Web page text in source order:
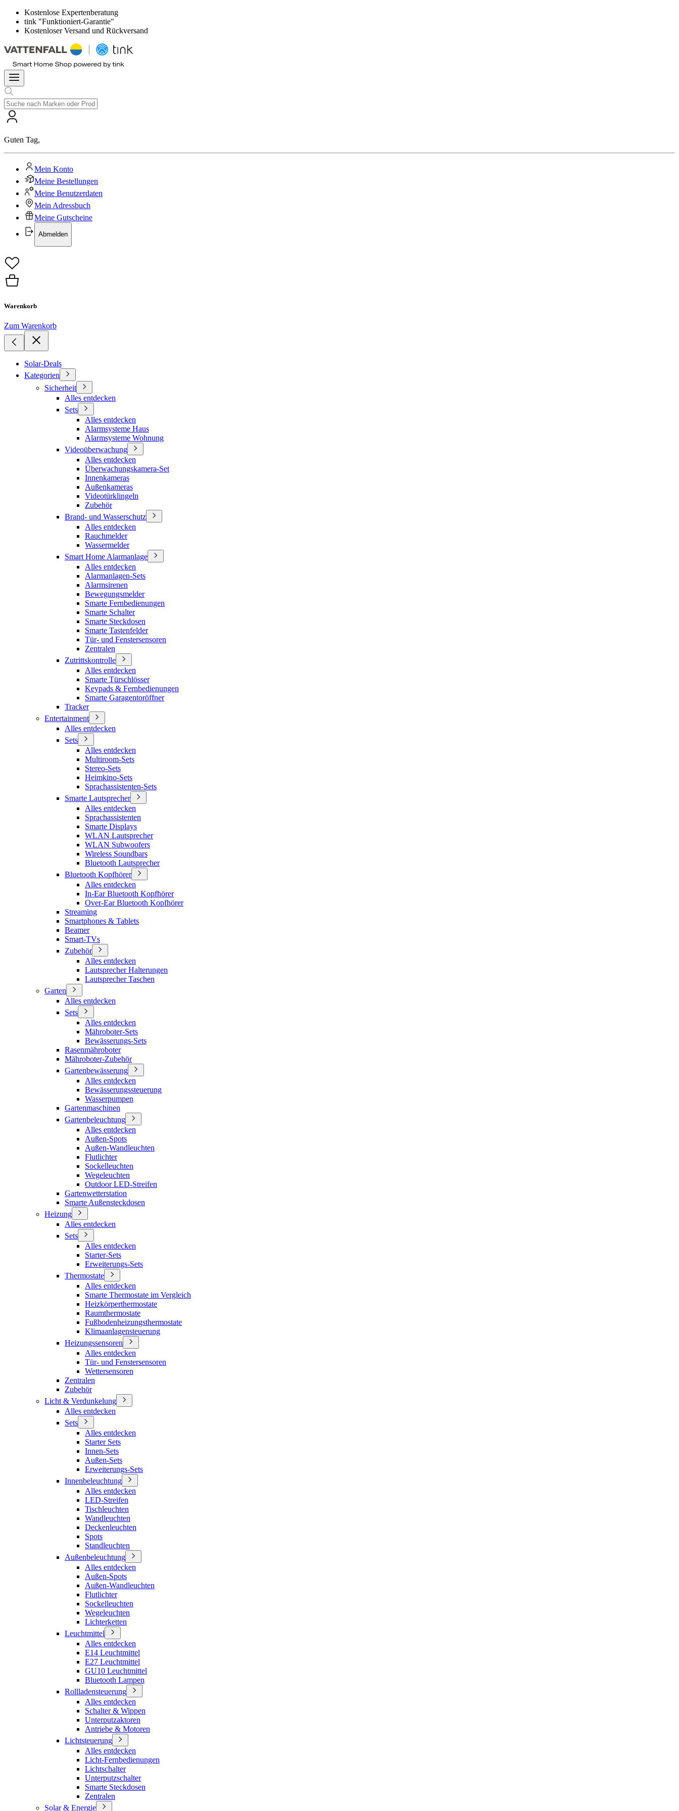
Kostenlose Expertenberatung
tink "Funktioniert-Garantie"
Kostenloser Versand und Rückversand
Guten Tag,
Mein Konto
Meine Bestellungen
Meine Benutzerdaten
Mein Adressbuch
Meine Gutscheine
Abmelden
Warenkorb
Zum Warenkorb
Solar-Deals
Kategorien
Sicherheit
Alles entdecken
Sets
Alles entdecken
Alarmsysteme Haus
Alarmsysteme Wohnung
Videoüberwachung
Alles entdecken
Überwachungskamera-Set
Innenkameras
Außenkameras
Videotürklingeln
Zubehör
Brand- und Wasserschutz
Alles entdecken
Rauchmelder
Wassermelder
Smart Home Alarmanlage
Alles entdecken
Alarmanlagen-Sets
Alarmsirenen
Bewegungsmelder
Smarte Fernbedienungen
Smarte Schalter
Smarte Steckdosen
Smarte Tastenfelder
Tür- und Fenstersensoren
Zentralen
Zutrittskontrolle
Alles entdecken
Smarte Türschlösser
Keypads & Fernbedienungen
Smarte Garagentoröffner
Tracker
Entertainment
Alles entdecken
Sets
Alles entdecken
Multiroom-Sets
Stereo-Sets
Heimkino-Sets
Sprachassistenten-Sets
Smarte Lautsprecher
Alles entdecken
Sprachassistenten
Smarte Displays
WLAN Lautsprecher
WLAN Subwoofers
Wireless Soundbars
Bluetooth Lautsprecher
Bluetooth Kopfhörer
Alles entdecken
In-Ear Bluetooth Kopfhörer
Over-Ear Bluetooth Kopfhörer
Streaming
Smartphones & Tablets
Beamer
Smart-TVs
Zubehör
Alles entdecken
Lautsprecher Halterungen
Lautsprecher Taschen
Garten
Alles entdecken
Sets
Alles entdecken
Mähroboter-Sets
Bewässerungs-Sets
Rasenmähroboter
Mähroboter-Zubehör
Gartenbewässerung
Alles entdecken
Bewässerungssteuerung
Wasserpumpen
Gartenmaschinen
Gartenbeleuchtung
Alles entdecken
Außen-Spots
Außen-Wandleuchten
Flutlichter
Sockelleuchten
Wegeleuchten
Outdoor LED-Streifen
Gartenwetterstation
Smarte Außensteckdosen
Heizung
Alles entdecken
Sets
Alles entdecken
Starter-Sets
Erweiterungs-Sets
Thermostate
Alles entdecken
Smarte Thermostate im Vergleich
Heizkörperthermostate
Raumthermostate
Fußbodenheizungsthermostate
Klimaanlagensteuerung
Heizungssensoren
Alles entdecken
Tür- und Fenstersensoren
Wettersensoren
Zentralen
Zubehör
Licht & Verdunkelung
Alles entdecken
Sets
Alles entdecken
Starter Sets
Innen-Sets
Außen-Sets
Erweiterungs-Sets
Innenbeleuchtung
Alles entdecken
LED-Streifen
Tischleuchten
Wandleuchten
Deckenleuchten
Spots
Standleuchten
Außenbeleuchtung
Alles entdecken
Außen-Spots
Außen-Wandleuchten
Flutlichter
Sockelleuchten
Wegeleuchten
Lichterketten
Leuchtmittel
Alles entdecken
E14 Leuchtmittel
E27 Leuchtmittel
GU10 Leuchtmittel
Bluetooth Lampen
Rollladensteuerung
Alles entdecken
Schalter & Wippen
Unterputzaktoren
Antriebe & Motoren
Lichtsteuerung
Alles entdecken
Licht-Fernbedienungen
Lichtschalter
Unterputzschalter
Smarte Steckdosen
Zentralen
Solar & Energie